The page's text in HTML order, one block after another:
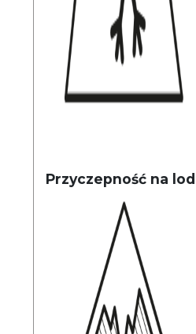
Przyczepność na